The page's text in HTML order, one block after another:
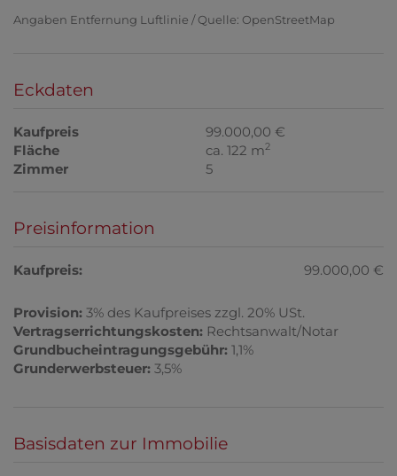
Angaben Entfernung Luftlinie / Quelle: OpenStreetMap
Eckdaten
Kaufpreis
99.000,00 €
Fläche
ca. 122 m2
Zimmer 5
Preisinformation
Kaufpreis: 99.000,00 €
Provision: 3% des Kaufpreises zzgl. 20% USt.
Vertragserrichtungskosten: Rechtsanwalt/Notar
Grundbucheintragungsgebühr: 1,1%
Grunderwerbsteuer: 3,5%
Basisdaten zur Immobilie